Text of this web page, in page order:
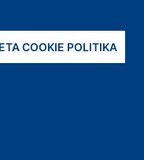
COOKIE POLITIKA